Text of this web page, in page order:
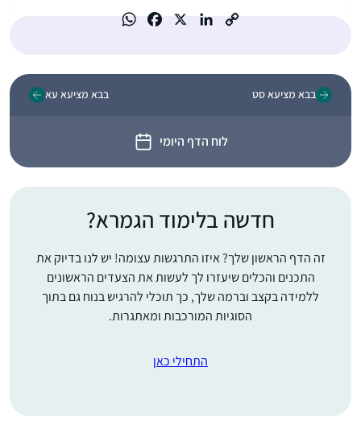
בבא מציעא סט
לוח הדף היומי
בבא מציעא עא
חדשה בלימוד הגמרא?
זה הדף הראשון שלך? איזו התרגשות עצומה! יש לנו בדיוק את
התכנים והכלים שיעזרו לך לעשות את הצעדים הראשונים
ללמידה בקצב וברמה שלך, כך תוכלי להרגיש בנוח גם בתוך
הסוגיות המורכבות ומאתגרות.
התחילי כאן